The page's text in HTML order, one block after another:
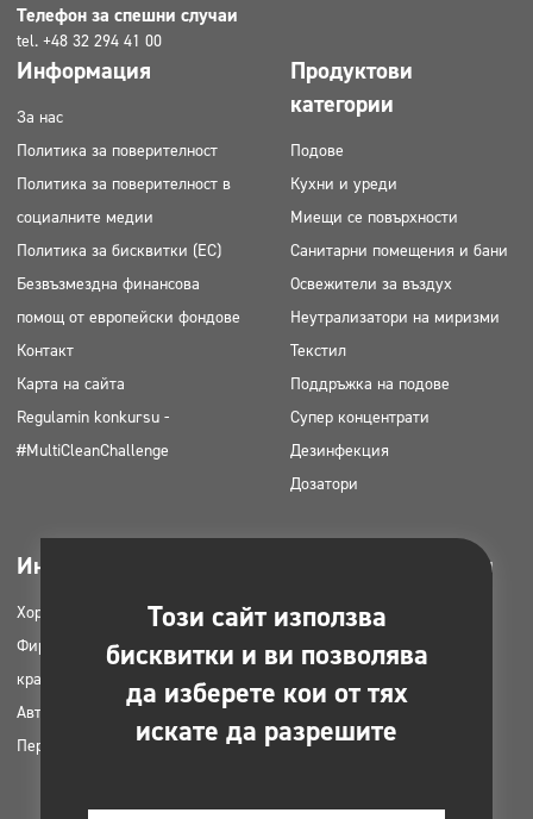
Телефон за спешни случаи
tel. +48 32 294 41 00
Информация
За нас
Политика за поверителност
Политика за поверителност в
социалните медии
Политика за бисквитки (ЕС)
Безвъзмездна финансова
помощ от европейски фондове
Контакт
Карта на сайта
Regulamin konkursu -
#MultiCleanChallenge
Продуктови
категории
Подове
Кухни и уреди
Миещи се повърхности
Санитарни помещения и бани
Освежители за въздух
Неутрализатори на миризми
Текстил
Поддръжка на подове
Супер концентрати
Дезинфекция
Дозатори
Индустрии
Хорец
Фирми за почистване
красота
Автомивки
Перални
Може да се изтегли
Продуктови каталози
MSDS карти
продуктите Clinex
Снимки за печат
Този сайт използва
бисквитки и ви позволява
да изберете кои от тях
искате да разрешите